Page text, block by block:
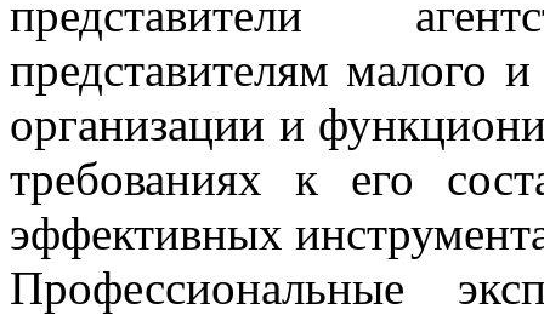
представители
представителям малого
организации и
требованиях к его
эффективных
Профессиональные